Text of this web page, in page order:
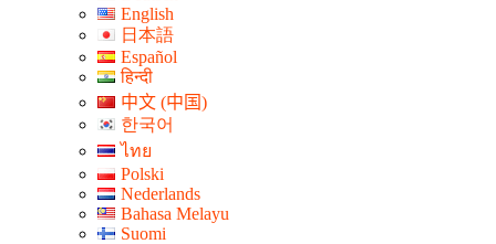
English
日本語
Español
हिन्दी
中文 (中国)
한국어
ไทย
Polski
Nederlands
Bahasa Melayu
Suomi